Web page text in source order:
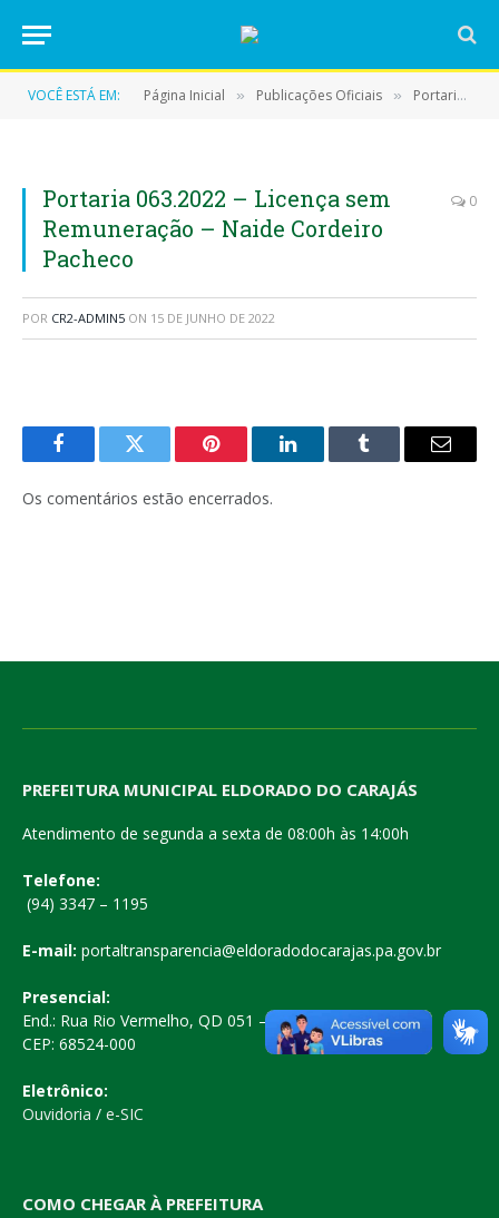
VOCÊ ESTÁ EM: Página Inicial » Publicações Oficiais » Portarias
Portaria 063.2022 – Licença sem
Remuneração – Naide Cordeiro
Pacheco
0
POR CR2-ADMIN5 ON 15 DE JUNHO DE 2022
FacebookTwitter Pinterest LinkedInTumblr
E-
Os comentários estão encerrados.
PREFEITURA MUNICIPAL ELDORADO DO CARAJÁS
Atendimento de segunda a sexta de 08:00h às 14:00h
Telefone:
(94) 3347 – 1195
E-mail: portaltransparencia@eldoradodocarajas.pa.gov.br
Presencial:
End.: Rua Rio Vermelho, QD 051 – Centro
CEP: 68524-000
Eletrônico:
Ouvidoria / e-SIC
COMO CHEGAR À PREFEITURA